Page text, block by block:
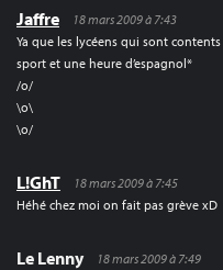
Jaffre
18 mars 2009 à 7:43
Ya que les lycéens qui sont
sport et une heure d’espagnol*
/o/
\o\
\o/
L!GhT
18 mars 2009 à 7:45
Héhé chez moi on fait pas grève xD
Le Lenny
18 mars 2009 à 7:49